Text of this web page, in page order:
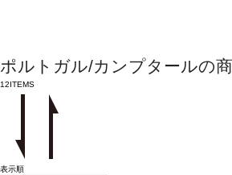
ポルトガル/カンプタールの
12ITEMS
表示順